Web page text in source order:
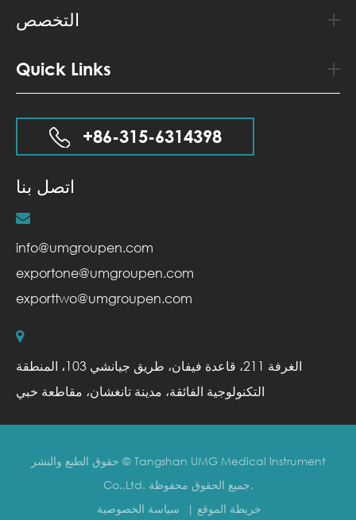
التخصص
Quick Links
+86-315-6314398
اتصل بنا
info@umgroupen.com
exportone@umgroupen.com
exporttwo@umgroupen.com
الغرفة 211، قاعدة فيفان، طريق جيانشي 103، المنطقة
التكنولوجية الفائقة، مدينة تانغشان، مقاطعة خبي
حقوق الطبع والنشر © Tangshan UMG Medical Instrument
Co.,Ltd.
جميع الحقوق محفوظة.
خريطة الموقع | سياسة الخصوصية